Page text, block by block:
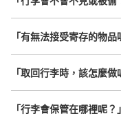
工作
我們與許多地點方便
「有無法接受寄存的物品
「取回行李時，該怎麼做
「行李會保管在哪裡呢？」